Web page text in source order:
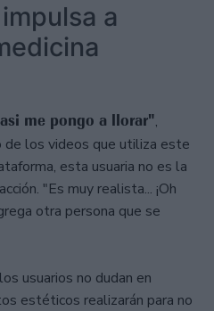
a
me pongo a llorar",
de los videos que utiliza este
esta usuaria no es la
"Es muy realista... ¡Oh
otra persona que se
usuarios no dudan en
estéticos realizarán para no